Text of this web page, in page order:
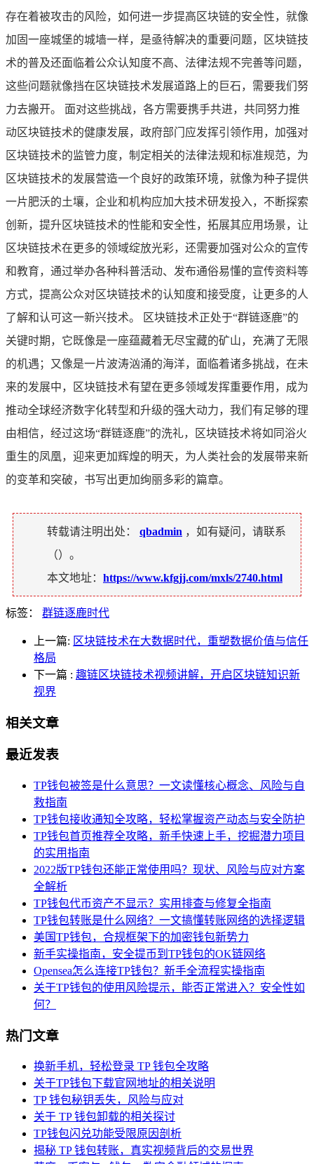
存在着被攻击的风险，如何进一步提高区块链的安全性，就像
加固一座城堡的城墙一样，是亟待解决的重要问题，区块链技
术的普及还面临着公众认知度不高、法律法规不完善等问题，
这些问题就像挡在区块链技术发展道路上的巨石，需要我们努
力去搬开。 面对这些挑战，各方需要携手共进，共同努力推
动区块链技术的健康发展，政府部门应发挥引领作用，加强对
区块链技术的监管力度，制定相关的法律法规和标准规范，为
区块链技术的发展营造一个良好的政策环境，就像为种子提供
一片肥沃的土壤，企业和机构应加大技术研发投入，不断探索
创新，提升区块链技术的性能和安全性，拓展其应用场景，让
区块链技术在更多的领域绽放光彩，还需要加强对公众的宣传
和教育，通过举办各种科普活动、发布通俗易懂的宣传资料等
方式，提高公众对区块链技术的认知度和接受度，让更多的人
了解和认可这一新兴技术。 区块链技术正处于“群链逐鹿”的
关键时期，它既像是一座蕴藏着无尽宝藏的矿山，充满了无限
的机遇；又像是一片波涛汹涌的海洋，面临着诸多挑战，在未
来的发展中，区块链技术有望在更多领域发挥重要作用，成为
推动全球经济数字化转型和升级的强大动力，我们有足够的理
由相信，经过这场“群链逐鹿”的洗礼，区块链技术将如同浴火
重生的凤凰，迎来更加辉煌的明天，为人类社会的发展带来新
的变革和突破，书写出更加绚丽多彩的篇章。
转载请注明出处： qbadmin ，如有疑问，请联系
（）。
本文地址： https://www.kfgjj.com/mxls/2740.html
标签： 群链逐鹿时代
上一篇: 区块链技术在大数据时代，重塑数据价值与信任
格局
下一篇 : 趣链区块链技术视频讲解，开启区块链知识新
视界
相关文章
最近发表
TP钱包被签是什么意思？一文读懂核心概念、风险与自
救指南
TP钱包接收通知全攻略，轻松掌握资产动态与安全防护
TP钱包首页推荐全攻略，新手快速上手，挖掘潜力项目
的实用指南
2022版TP钱包还能正常使用吗？现状、风险与应对方案
全解析
TP钱包代币资产不显示？实用排查与修复全指南
TP钱包转账是什么网络？一文搞懂转账网络的选择逻辑
美国TP钱包，合规框架下的加密钱包新势力
新手实操指南，安全提币到TP钱包的OK链网络
Opensea怎么连接TP钱包？新手全流程实操指南
关于TP钱包的使用风险提示，能否正常进入？安全性如
何？
热门文章
换新手机，轻松登录 TP 钱包全攻略
关于TP钱包下载官网地址的相关说明
TP 钱包秘钥丢失，风险与应对
关于 TP 钱包卸载的相关探讨
TP钱包闪兑功能受限原因剖析
揭秘 TP 钱包转账，真实视频背后的交易世界